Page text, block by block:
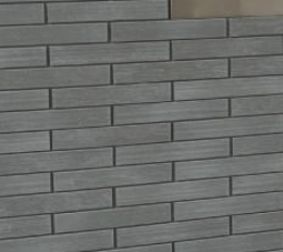
COMPANY
RECRUIT